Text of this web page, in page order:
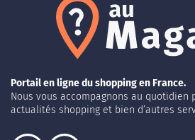
Portail en ligne du shopping en France.
Nous vous accompagnons au quotidien
actualités shopping et bien d’autres